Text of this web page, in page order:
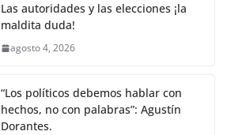
Las autoridades y las elecciones ¡la
maldita duda!
agosto 4, 2026
“Los políticos debemos hablar con
hechos, no con palabras”: Agustín
Dorantes.